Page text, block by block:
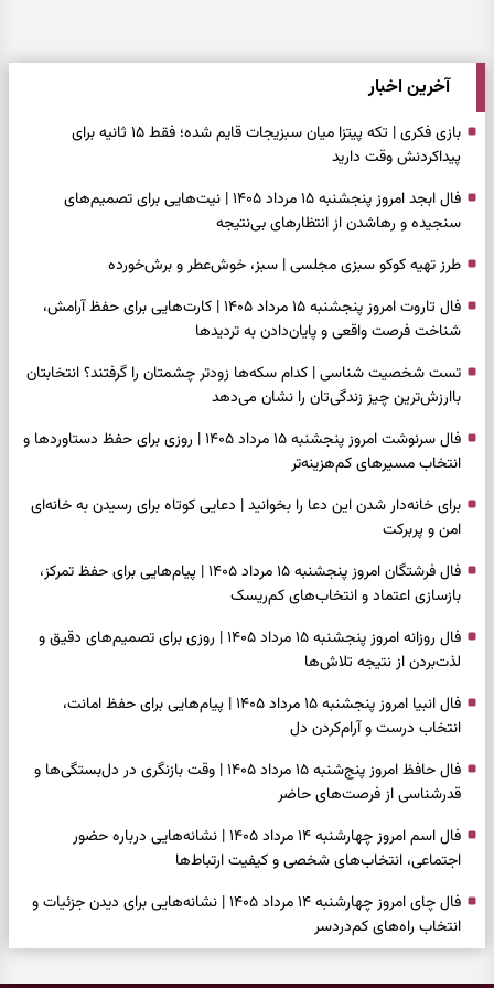
آخرین اخبار
بازی فکری | تکه پیتزا میان سبزیجات قایم شده؛ فقط ۱۵ ثانیه برای
پیداکردنش وقت دارید
فال ابجد امروز پنجشنبه ۱۵ مرداد ۱۴۰۵ | نیت‌هایی برای تصمیم‌های
سنجیده و رهاشدن از انتظارهای بی‌نتیجه
طرز تهیه کوکو سبزی مجلسی | سبز، خوش‌عطر و برش‌خورده
فال تاروت امروز پنجشنبه ۱۵ مرداد ۱۴۰۵ | کارت‌هایی برای حفظ آرامش،
شناخت فرصت واقعی و پایان‌دادن به تردیدها
تست شخصیت شناسی | کدام سکه‌ها زودتر چشمتان را گرفتند؟ انتخابتان
باارزش‌ترین چیز زندگی‌تان را نشان می‌دهد
فال سرنوشت امروز پنجشنبه ۱۵ مرداد ۱۴۰۵ | روزی برای حفظ دستاوردها و
انتخاب مسیرهای کم‌هزینه‌تر
برای خانه‌دار شدن این دعا را بخوانید | دعایی کوتاه برای رسیدن به خانه‌ای
امن و پربرکت
فال فرشتگان امروز پنجشنبه ۱۵ مرداد ۱۴۰۵ | پیام‌هایی برای حفظ تمرکز،
بازسازی اعتماد و انتخاب‌های کم‌ریسک
فال روزانه امروز پنجشنبه ۱۵ مرداد ۱۴۰۵ | روزی برای تصمیم‌های دقیق و
لذت‌بردن از نتیجه تلاش‌ها
فال انبیا امروز پنجشنبه ۱۵ مرداد ۱۴۰۵ | پیام‌هایی برای حفظ امانت،
انتخاب درست و آرام‌کردن دل
فال حافظ امروز پنج‌شنبه ۱۵ مرداد ۱۴۰۵ | وقت بازنگری در دل‌بستگی‌ها و
قدرشناسی از فرصت‌های حاضر
فال اسم امروز چهارشنبه ۱۴ مرداد ۱۴۰۵ | نشانه‌هایی درباره حضور
اجتماعی، انتخاب‌های شخصی و کیفیت ارتباط‌ها
فال چای امروز چهارشنبه ۱۴ مرداد ۱۴۰۵ | نشانه‌هایی برای دیدن جزئیات و
انتخاب راه‌های کم‌دردسر